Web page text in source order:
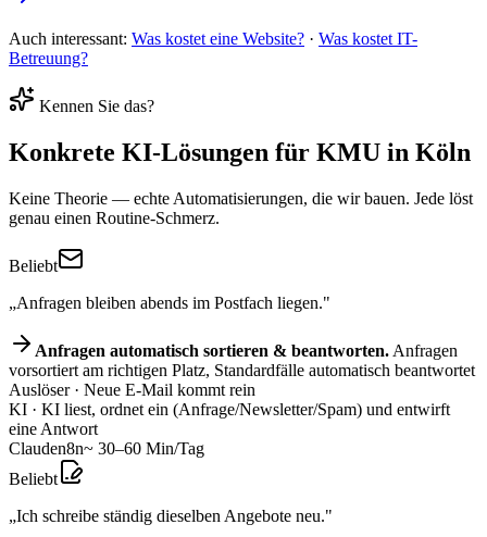
Auch interessant: Was kostet eine Website? · Was kostet IT-
Betreuung?
Kennen Sie das?
Konkrete KI-Lösungen für KMU in Köln
Keine Theorie — echte Automatisierungen, die wir bauen. Jede löst
genau einen Routine-Schmerz.
Beliebt
„Anfragen bleiben abends im Postfach liegen."
Anfragen automatisch sortieren & beantworten. Anfragen
vorsortiert am richtigen Platz, Standardfälle automatisch beantwortet
Auslöser· Neue E-Mail kommt rein
KI · KI liest, ordnet ein (Anfrage/Newsletter/Spam) und entwirft
eine Antwort
Clauden8n~ 30–60 Min/Tag
Beliebt
„Ich schreibe ständig dieselben Angebote neu."